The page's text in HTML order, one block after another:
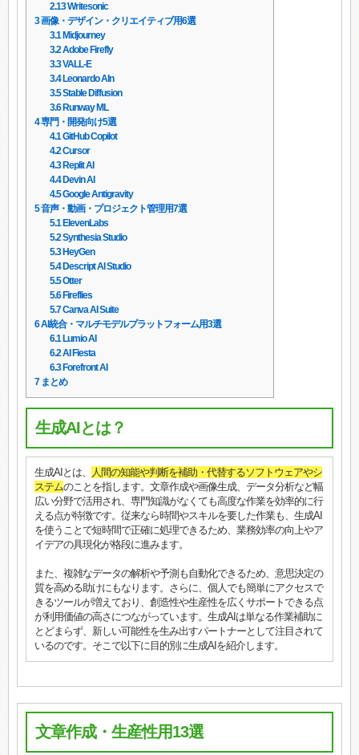
2.13Writesonic
3画像・デザイン・クリエイティブ用6選
3.1Midjourney
3.2Adobe Firefly
3.3VALL-E
3.4Leonardo AIn
3.5Stable Diffusion
3.6Runway ML
4専門・開発向け5選
4.1GitHub Copilot
4.2Cursor
4.3Replit AI
4.4Devin AI
4.5Google Antigravity
5音声・動画・プロジェクト管理用7選
5.1ElevenLabs
5.2Synthesia Studio
5.3HeyGen
5.4Descript AI Studio
5.5Otter
5.6Fireflies
5.7Canva AI Suite
6AI統合・マルチモデルプラットフォーム用3選
6.1Lumio AI
6.2AI Fiesta
6.3Forefront AI
7まとめ
生成AIとは？
生成AIとは、
人間の知能や判断を補助・代替するソフトウェアやシ
ステムのことを指します。文章作成や画像生成、データ分析など幅
広い分野で活用され、専門知識がなくても高度な作業を効率的に行
える点が特徴です。従来なら時間やスキルを要した作業も、生成AI
を使うことで短時間で正確に処理できるため、業務効率の向上やア
イデアの具現化が格段に進みます。
また、複雑なデータの解析や予測も自動化できるため、意思決定の
質を高める助けにもなります。さらに、個人でも簡単にアクセスで
きるツールが増えており、創造性や生産性を広くサポートできる点
が利用価値の高さにつながっています。生成AIは単なる作業補助に
とどまらず、新しい可能性を生み出すパートナーとして注目されて
いるのです。そこで以下に目的別に生成AIを紹介します。
文章作成・生産性用13選